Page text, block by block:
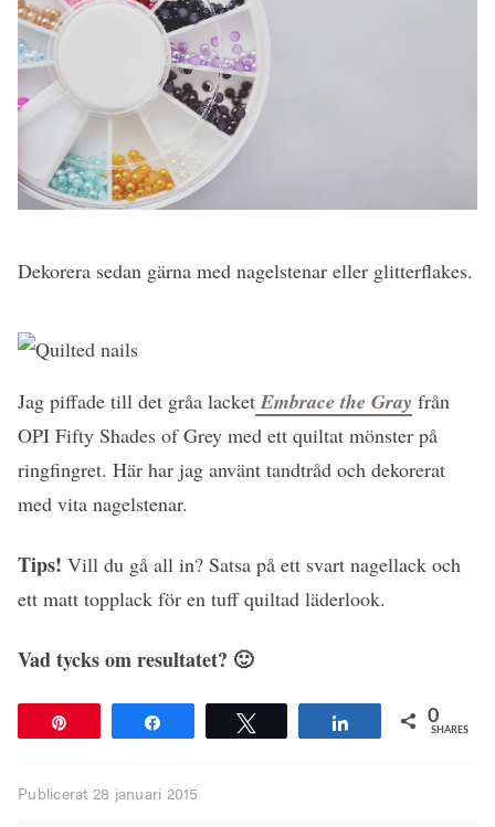
Dekorera sedan gärna med nagelstenar eller glitterflakes.
Jag piffade till det gråa lacketEmbrace the Gray från
OPI Fifty Shades of Grey med ett quiltat mönster på
ringfingret. Här har jag använt tandtråd och dekorerat
med vita nagelstenar.
Tips! Vill du gå all in? Satsa på ett svart nagellack och
ett matt topplack för en tuff quiltad läderlook.
Vad tycks om resultatet? 🙂
Share 0
SHARES
Publicerat 28 januari 2015